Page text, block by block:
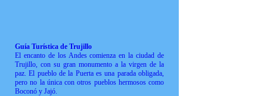
Guía Turística de Trujillo
El encanto de los Andes comienza en la ciudad de
Trujillo, con su gran monumento a la virgen de la
paz. El pueblo de la Puerta es una parada obligada,
pero no la única con otros pueblos hermosos como
Boconó y Jajó.